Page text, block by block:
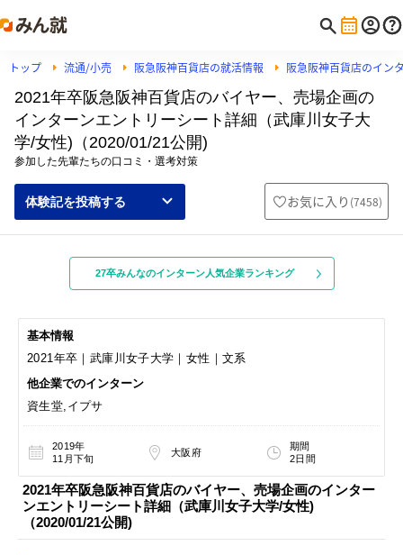
トップ 流通/小売 阪急阪神百貨店の就活情報 阪急阪神百貨店のイン
2021年卒阪急阪神百貨店のバイヤー、売場企画の
インターンエントリーシート詳細（武庫川女子大
学/女性)（2020/01/21公開)
参加した先輩たちの口コミ・選考対策
体験記を投稿する お気に入り (7458)
27卒みんなのインターン人気企業ランキング
基本情報
2021年卒｜武庫川女子大学｜女性｜文系
他企業でのインターン
資生堂,イプサ
2019年
11月下旬
大阪府
期間
2日間
2021年卒阪急阪神百貨店のバイヤー、売場企画のインター
ンエントリーシート詳細（武庫川女子大学/女性)
（2020/01/21公開)